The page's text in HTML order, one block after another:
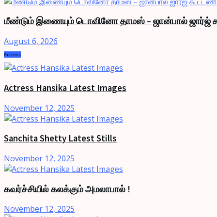
மீண்டும் இணையும் டொவினோ தாமஸ் – ஜான்பால் ஜார்ஜ்
August 6, 2026
Actress
Actress Hansika Latest Images
November 12, 2025
Sanchita Shetty Latest Stills
November 12, 2025
கவர்ச்சியில் கலக்கும் அமலாபால் !
November 12, 2025